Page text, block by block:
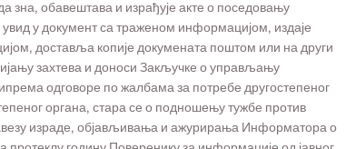
зна, обавештава и израђује акте о поседовању
у документ са траженом информацијом, издаје
доставља копије докумената поштом или на други
захтева и доноси Закључке о управљању
одговоре по жалбама за потребе другостепеног
органа, стара се о подношењу тужбе против
израде, објављивања и ажурирања Информатора о